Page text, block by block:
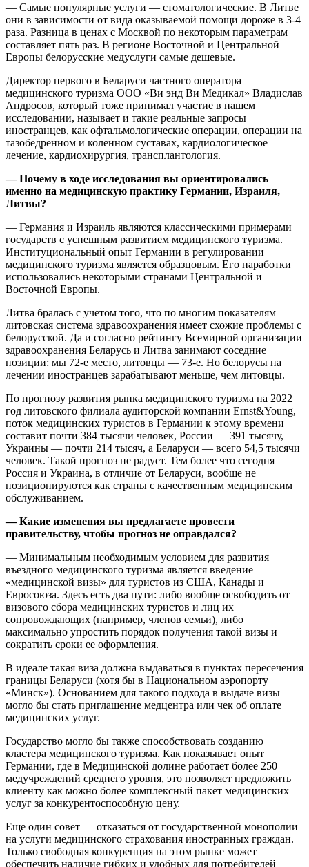
— Самые популярные услуги — стоматологические. В Литве
они в зависимости от вида оказываемой помощи дороже в 3-4
раза. Разница в ценах с Москвой по некоторым параметрам
составляет пять раз. В регионе Восточной и Центральной
Европы белорусские медуслуги самые дешевые.
Директор первого в Беларуси частного оператора
медицинского туризма ООО «Ви энд Ви Медикал» Владислав
Андросов, который тоже принимал участие в нашем
исследовании, называет и такие реальные запросы
иностранцев, как офтальмологические операции, операции на
тазобедренном и коленном суставах, кардиологическое
лечение, кардиохирургия, трансплантология.
— Почему в ходе исследования вы ориентировались
именно на медицинскую практику Германии, Израиля,
Литвы?
— Германия и Израиль являются классическими примерами
государств с успешным развитием медицинского туризма.
Институциональный опыт Германии в регулировании
медицинского туризма является образцовым. Его наработки
использовались некоторыми странами Центральной и
Восточной Европы.
Литва бралась с учетом того, что по многим показателям
литовская система здравоохранения имеет схожие проблемы с
белорусской. Да и согласно рейтингу Всемирной организации
здравоохранения Беларусь и Литва занимают соседние
позиции: мы 72-е место, литовцы — 73-е. Но белорусы на
лечении иностранцев зарабатывают меньше, чем литовцы.
По прогнозу развития рынка медицинского туризма на 2022
год литовского филиала аудиторской компании Ernst&Young,
поток медицинских туристов в Германии к этому времени
составит почти 384 тысячи человек, России — 391 тысячу,
Украины — почти 214 тысяч, а Беларуси — всего 54,5 тысячи
человек. Такой прогноз не радует. Тем более что сегодня
Россия и Украина, в отличие от Беларуси, вообще не
позиционируются как страны с качественным медицинским
обслуживанием.
— Какие изменения вы предлагаете провести
правительству, чтобы прогноз не оправдался?
— Минимальным необходимым условием для развития
въездного медицинского туризма является введение
«медицинской визы» для туристов из США, Канады и
Евросоюза. Здесь есть два пути: либо вообще освободить от
визового сбора медицинских туристов и лиц их
сопровождающих (например, членов семьи), либо
максимально упростить порядок получения такой визы и
сократить сроки ее оформления.
В идеале такая виза должна выдаваться в пунктах пересечения
границы Беларуси (хотя бы в Национальном аэропорту
«Минск»). Основанием для такого подхода в выдаче визы
могло бы стать приглашение медцентра или чек об оплате
медицинских услуг.
Государство могло бы также способствовать созданию
кластера медицинского туризма. Как показывает опыт
Германии, где в Медицинской долине работает более 250
медучреждений среднего уровня, это позволяет предложить
клиенту как можно более комплексный пакет медицинских
услуг за конкурентоспособную цену.
Еще один совет — отказаться от государственной монополии
на услуги медицинского страхования иностранных граждан.
Только свободная конкуренция на этом рынке может
обеспечить наличие гибких и удобных для потребителей